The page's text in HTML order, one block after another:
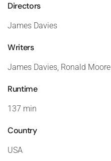
Directors
James Davies
Writers
James Davies, Ronald Moore
Runtime
137 min
Country
USA